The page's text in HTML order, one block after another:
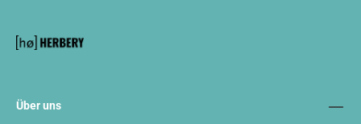
Über uns